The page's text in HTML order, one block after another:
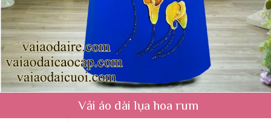
Vải áo dài lụa hoa rum